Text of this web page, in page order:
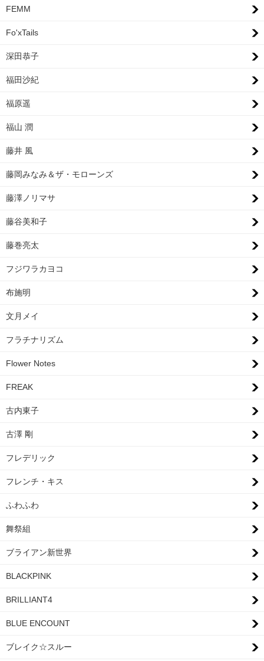
FEMM
Fo'xTails
深田恭子
福田沙紀
福原遥
福山 潤
藤井 風
藤岡みなみ＆ザ・モローンズ
藤澤ノリマサ
藤谷美和子
藤巻亮太
フジワラカヨコ
布施明
文月メイ
フラチナリズム
Flower Notes
FREAK
古内東子
古澤 剛
フレデリック
フレンチ・キス
ふわふわ
舞祭組
ブライアン新世界
BLACKPINK
BRILLIANT4
BLUE ENCOUNT
ブレイク☆スルー